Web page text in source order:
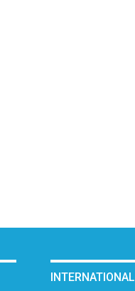
INTERNATIONAL